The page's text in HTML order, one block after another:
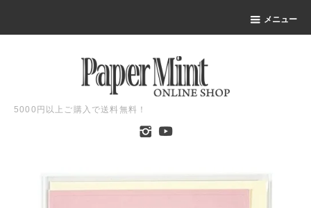
メニュー
5000円以上ご購入で送料無料！